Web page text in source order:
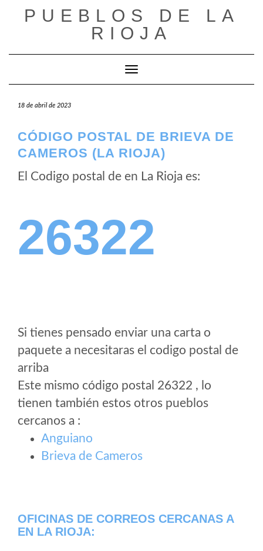
PUEBLOS DE LA
RIOJA
Cambiar modo de navegación
18 de abril de 2023
CÓDIGO POSTAL DE BRIEVA DE
CAMEROS (LA RIOJA)
El Codigo postal de en La Rioja es:
26322
Si tienes pensado enviar una carta o
paquete a necesitaras el codigo postal de
arriba
Este mismo código postal 26322 , lo
tienen también estos otros pueblos
cercanos a :
Anguiano
Brieva de Cameros
OFICINAS DE CORREOS CERCANAS A
EN LA RIOJA: